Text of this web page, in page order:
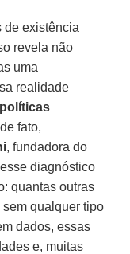
de existência
revela não
uma
realidade
políticas
fato,
, fundadora do
diagnóstico
quantas outras
qualquer tipo
dados, essas
e, muitas